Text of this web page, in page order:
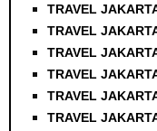
TRAVEL
TRAVEL
TRAVEL
TRAVEL
TRAVEL
TRAVEL